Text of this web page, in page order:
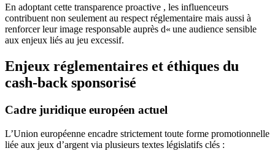
En adoptant cette transparence proactive , les influenceurs
contribuent non seulement au respect réglementaire mais aussi à
renforcer leur image responsable auprès d« une audience sensible
aux enjeux liés au jeu excessif.
Enjeux réglementaires et éthiques du
cash‑back sponsorisé
Cadre juridique européen actuel
L’Union européenne encadre strictement toute forme promotionnelle
liée aux jeux d’argent via plusieurs textes législatifs clés :